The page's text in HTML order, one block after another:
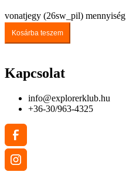
vonatjegy (26sw_pil) mennyiség
Kosárba teszem
Kapcsolat
info@explorerklub.hu
+36-30/963-4325